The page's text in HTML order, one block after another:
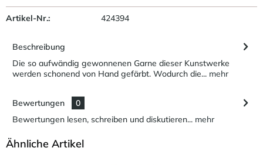
Artikel-Nr.: 424394
Beschreibung
Die so aufwändig gewonnenen Garne dieser Kunstwerke
werden schonend von Hand gefärbt. Wodurch die... mehr
Bewertungen
0
Bewertungen lesen, schreiben und diskutieren... mehr
Ähnliche Artikel